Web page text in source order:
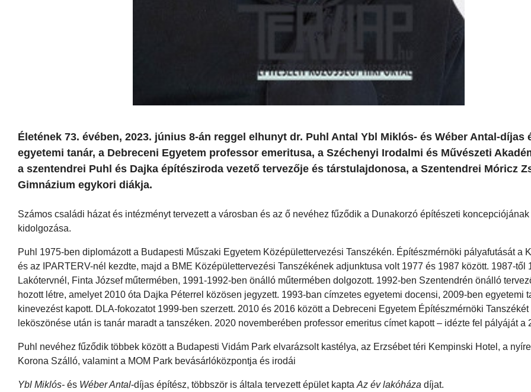
Életének 73. évében, 2023. június 8-án reggel elhunyt dr. Puhl Antal Ybl Miklós- és Wéber Antal-díjas
egyetemi tanár, a Debreceni Egyetem professor emeritusa, a Széchenyi Irodalmi és Művészeti
a szentendrei Puhl és Dajka építésziroda vezető tervezője és társtulajdonosa, a Szentendrei Móricz
Gimnázium egykori diákja.
Számos családi házat és intézményt tervezett a városban és az ő nevéhez fűződik a Dunakorzó építészeti koncepciójának
kidolgozása.
Puhl 1975-ben diplomázott a Budapesti Műszaki Egyetem Középülettervezési Tanszékén. Építészmérnöki pályafutását a
és az IPARTERV-nél kezdte, majd a BME Középülettervezési Tanszékének adjunktusa volt 1977 és 1987 között. 1987-től
Lakótervnél, Finta József műtermében, 1991-1992-ben önálló műtermében dolgozott. 1992-ben Szentendrén önálló
hozott létre, amelyet 2010 óta Dajka Péterrel közösen jegyzett. 1993-ban címzetes egyetemi docensi, 2009-ben egyetemi
kinevezést kapott. DLA-fokozatot 1999-ben szerzett. 2010 és 2016 között a Debreceni Egyetem Építészmérnöki Tanszékét
leköszönése után is tanár maradt a tanszéken. 2020 novemberében professor emeritus címet kapott – idézte fel pályáját a
Puhl nevéhez fűződik többek között a Budapesti Vidám Park elvarázsolt kastélya, az Erzsébet téri Kempinski Hotel, a
Korona Szálló, valamint a MOM Park bevásárlóközpontja és irodái
Ybl Miklós- és Wéber Antal-díjas építész, többször is általa tervezett épület kapta Az év lakóháza díjat.